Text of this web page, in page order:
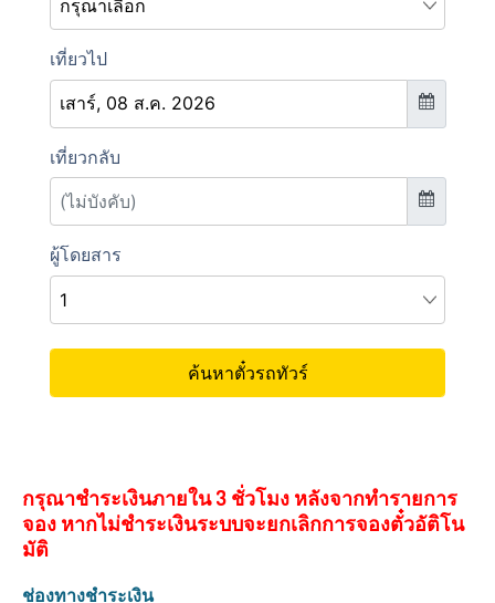
กรุณาชำระเงินภายใน 3 ชั่วโมง หลังจากทำรายการ
จอง หากไม่ชำระเงินระบบจะยกเลิกการจองตั๋วอัติโน
มัติ
ช่องทางชำระเงิน